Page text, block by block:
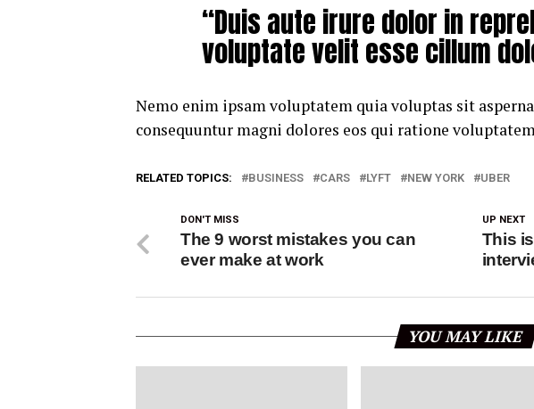
“Duis aute irure dolor in
voluptate velit esse cillum
Nemo enim ipsam voluptatem quia voluptas sit
consequuntur magni dolores eos qui ratione
RELATED TOPICS: BUSINESS CARS LYFT NEW YORK UBER
UP NEXT
This
DON'T MISS
The 9 worst mistakes you can
ever make at work
YOU MAY LIKE